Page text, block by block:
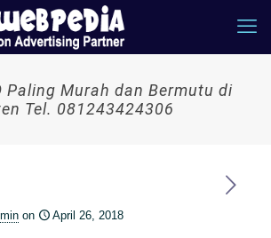
Paling Murah dan Bermutu di
Tel. 081243424306
on April 26, 2018